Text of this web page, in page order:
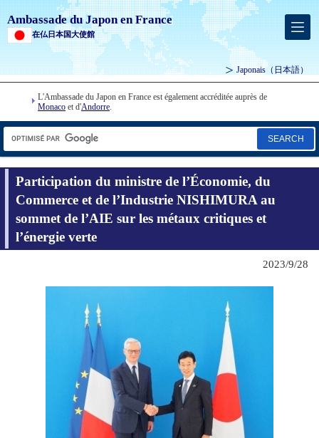
Ambassade du Japon en France
在仏日本国大使館
Japonais （日本語）
L'Ambassade du Japon en France est également accréditée auprès de
Monaco et d'Andorre.
SEARCH
Participation du ministre de l’Économie, du
Commerce et de l’Industrie NISHIMURA au
sommet de l’AIE sur les métaux critiques et
l’énergie verte
2023/9/28